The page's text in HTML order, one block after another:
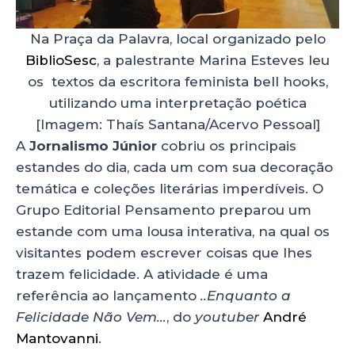
Na Praça da Palavra, local organizado pelo
BiblioSesc, a palestrante Marina Esteves leu
os textos da escritora feminista bell hooks,
utilizando uma interpretação poética
[Imagem: Thaís Santana/Acervo Pessoal]
A Jornalismo Júnior cobriu os principais
estandes do dia, cada um com sua decoração
temática e coleções literárias imperdíveis. O
Grupo Editorial Pensamento preparou um
estande com uma lousa interativa, na qual os
visitantes podem escrever coisas que lhes
trazem felicidade. A atividade é uma
referência ao lançamento ..Enquanto a
Felicidade Não Vem…, do youtuber André
Mantovanni.